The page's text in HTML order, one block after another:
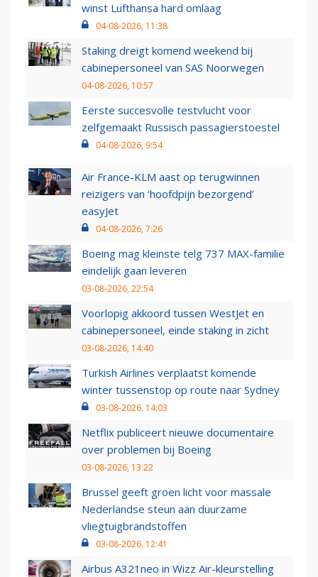
winst Lufthansa hard omlaag
04-08-2026, 11:38
Staking dreigt komend weekend bij
cabinepersoneel van SAS Noorwegen
04-08-2026, 10:57
Eerste succesvolle testvlucht voor
zelfgemaakt Russisch passagierstoestel
04-08-2026, 9:54
Air France-KLM aast op terugwinnen
reizigers van ‘hoofdpijn bezorgend’
easyJet
04-08-2026, 7:26
Boeing mag kleinste telg 737 MAX-familie
eindelijk gaan leveren
03-08-2026, 22:54
Voorlopig akkoord tussen WestJet en
cabinepersoneel, einde staking in zicht
03-08-2026, 14:40
Turkish Airlines verplaatst komende
winter tussenstop op route naar Sydney
03-08-2026, 14:03
Netflix publiceert nieuwe documentaire
over problemen bij Boeing
03-08-2026, 13:22
Brussel geeft groen licht voor massale
Nederlandse steun aan duurzame
vliegtuigbrandstoffen
03-08-2026, 12:41
Airbus A321neo in Wizz Air-kleurstelling